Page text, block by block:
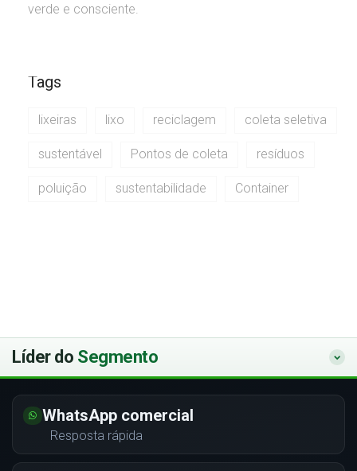
verde e consciente.
Tags
lixeiras lixo reciclagem coleta seletiva
sustentável Pontos de coleta resíduos
poluição sustentabilidade Container
Líder do Segmento
WhatsApp comercial
Resposta rápida